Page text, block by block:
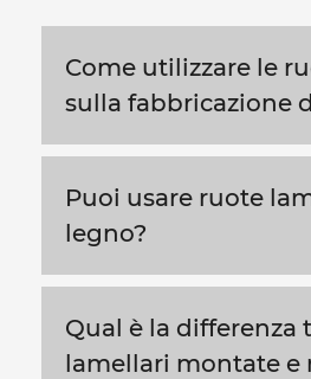
Come utilizzare le
sulla fabbricazione
Puoi usare ruote
legno?
Qual è la differenza
lamellari montate e